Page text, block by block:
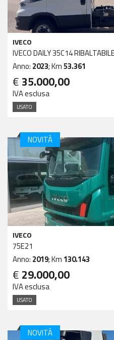
IVECO
IVECO DAILY 35C14
Anno: 2023; Km53.361
€ 35.000,00
IVA esclusa
USATO
NOVITÀ
IVECO
75E21
Anno: 2019; Km 130.143
€ 29.000,00
IVA esclusa
USATO
NOVITÀ